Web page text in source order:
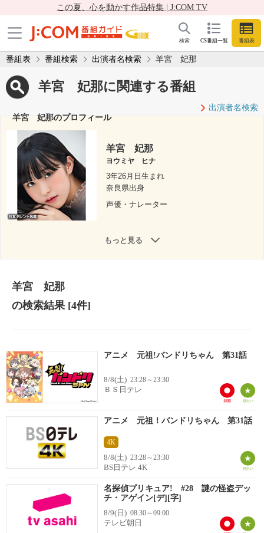
この夏、心を動かす作品特集 | J:COM TV
CS番組一覧 番組表
検索
番組表 番組検索 出演者名検索 羊宮 妃那
羊宮 妃那に関連する番組
出演者名検索
羊宮 妃那のプロフィール
羊宮 妃那
ヨウミヤ ヒナ
3年26月日生まれ
奈良県出身
声優・ナレーター
もっと見る
羊宮 妃那
の検索結果[4件]
アニメ 元祖!バンドリちゃん 第31話
8/8(土) 23:28～23:30
ＢＳ日テレ
アニメ 元祖！バンドリちゃん 第31話
4K
8/8(土) 23:28～23:30
BS日テレ 4K
名探偵プリキュア! #28 謎の怪盗デッ
チ・アゲイン[デ][字]
8/9(日) 08:30～09:00
テレビ朝日